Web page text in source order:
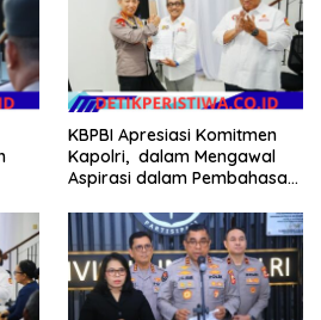
KBPBI Apresiasi Komitmen
Kapolri, dalam Mengawal
Aspirasi dalam Pembahasan